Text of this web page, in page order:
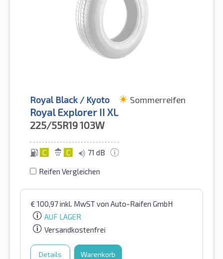
Royal Black / Kyoto Sommerreifen
Royal Explorer II XL
225/55R19103W
C C 71 dB
Reifen Vergleichen
€ 100,97inkl. MwSTvon Auto-Raifen GmbH
AUF LAGER
Versandkostenfrei
Details Warenkorb